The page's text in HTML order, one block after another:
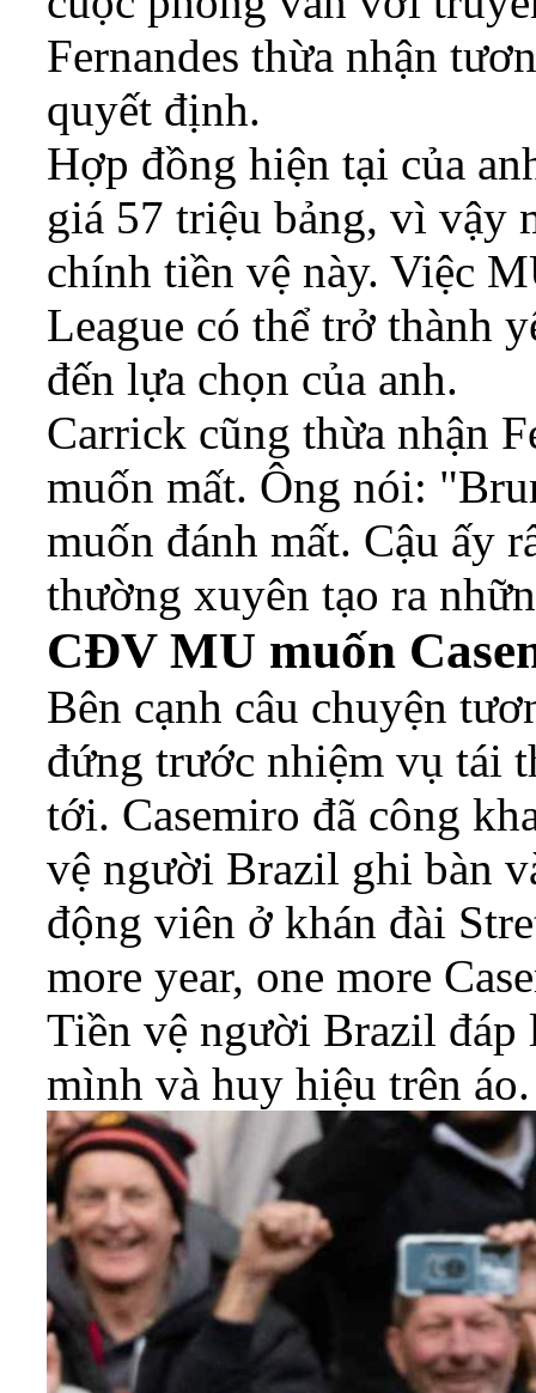
Fernandes thừa nhận
quyết định.
Hợp đồng hiện tại của
giá 57 triệu bảng, vì vậy
chính tiền vệ này. Việc
League có thể trở thành
đến lựa chọn của anh.
Carrick cũng thừa nhận
muốn mất. Ông nói:
muốn đánh mất. Cậu ấy
thường xuyên tạo ra
CĐV MU muốn
Bên cạnh câu chuyện
đứng trước nhiệm vụ tái
tới. Casemiro đã công
vệ người Brazil ghi bàn
động viên ở khán đài
more year, one more
Tiền vệ người Brazil đáp
mình và huy hiệu trên áo.